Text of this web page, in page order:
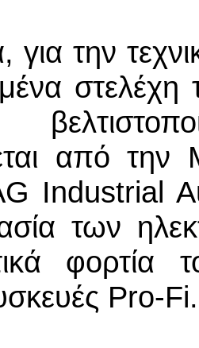
την
από
Industrial
των
φορτία
Pro-Fi.